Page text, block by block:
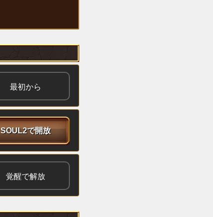
最初から
SOUL2で開放
覚醒で解放